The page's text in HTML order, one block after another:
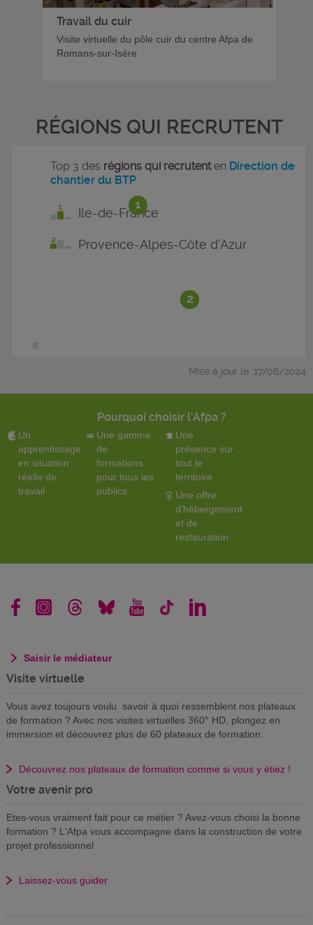
Travail du cuir
Visite virtuelle du pôle cuir du centre Afpa de
Romans-sur-Isère
RÉGIONS QUI RECRUTENT
1
2
Top 3 des régions qui recrutenten Direction de
chantier du BTP
Ile-de-France
Provence-Alpes-Côte d'Azur
Mise à jour le :17/06/2024
Pourquoi choisir l'Afpa ?
Un
apprentissage
en situation
réelle de
travail
Une gamme
de
formations
pour tous les
publics
Une
présence sur
tout le
territoire
Une offre
d'hébergement
et de
restauration
Saisir le médiateur
Visite virtuelle
Vous avez toujours voulu savoir à quoi ressemblent nos plateaux
de formation ? Avec nos visites virtuelles 360° HD, plongez en
immersion et découvrez plus de 60 plateaux de formation.
Découvrez nos plateaux de formation comme si vous y étiez !
Votre avenir pro
Etes-vous vraiment fait pour ce métier ? Avez-vous choisi la bonne
formation ? L'Afpa vous accompagne dans la construction de votre
projet professionnel
Laissez-vous guider